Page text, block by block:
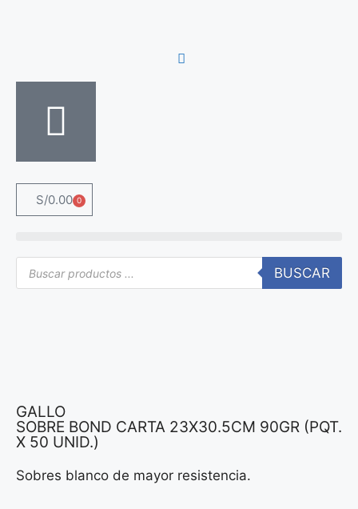
S/0.00 0
BUSCAR
GALLO
SOBRE BOND CARTA 23X30.5CM 90GR (PQT.
X 50 UNID.)
Sobres blanco de mayor resistencia.